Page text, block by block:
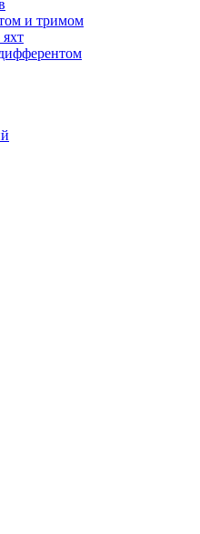
и тримом